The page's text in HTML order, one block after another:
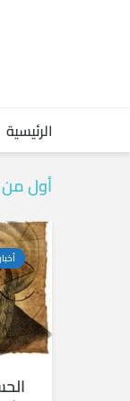
الرئيسية
أول من